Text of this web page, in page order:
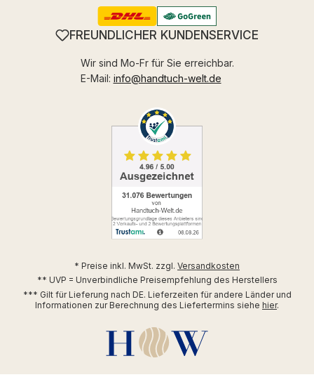
FREUNDLICHER KUNDENSERVICE
Wir sind Mo-Fr für Sie erreichbar.
E-Mail: info@handtuch-welt.de
* Preise inkl. MwSt. zzgl. Versandkosten
** UVP = Unverbindliche Preisempfehlung des Herstellers
*** Gilt für Lieferung nach DE. Lieferzeiten für andere Länder und
Informationen zur Berechnung des Liefertermins siehe hier.